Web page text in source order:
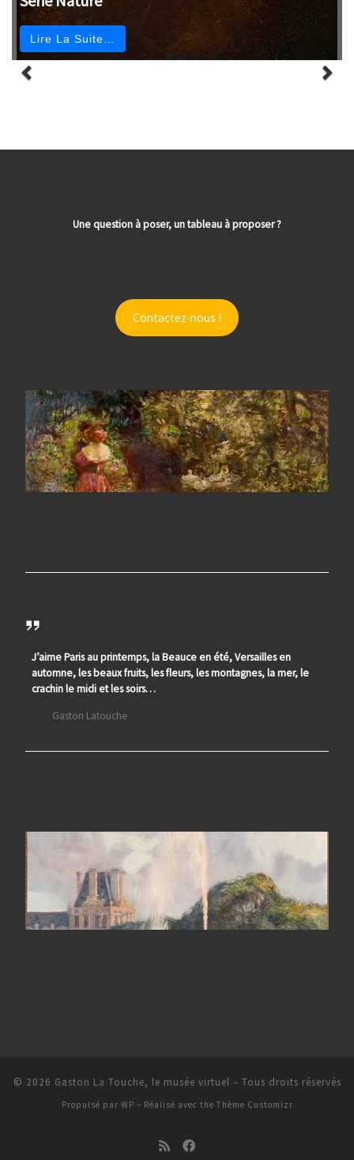
Lire La Suite…
Une question à poser, un tableau à proposer ?
Contactez-nous !
J’aime Paris au printemps, la Beauce en été, Versailles en
automne, les beaux fruits, les fleurs, les montagnes, la mer, le
crachin le midi et les soirs…
Gaston Latouche
© 2026 Gaston La Touche, le musée virtuel – Tous droits réservés
Propulsé par WP – Réalisé avec the Thème Customizr